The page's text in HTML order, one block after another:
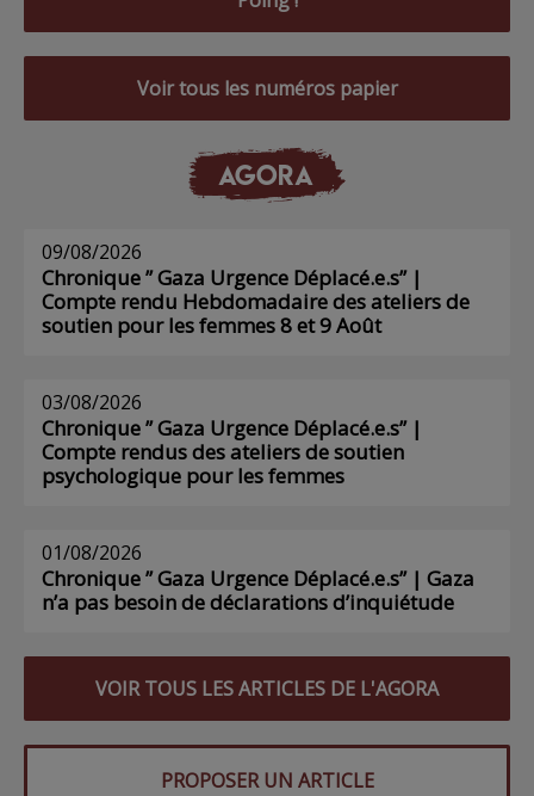
Voir tous les numéros papier
AGORA
09/08/2026
Chronique ” Gaza Urgence Déplacé.e.s” |
Compte rendu Hebdomadaire des ateliers de
soutien pour les femmes 8 et 9 Août
03/08/2026
Chronique ” Gaza Urgence Déplacé.e.s” |
Compte rendus des ateliers de soutien
psychologique pour les femmes
01/08/2026
Chronique ” Gaza Urgence Déplacé.e.s” | Gaza
n’a pas besoin de déclarations d’inquiétude
VOIR TOUS LES ARTICLES DE L'AGORA
PROPOSER UN ARTICLE